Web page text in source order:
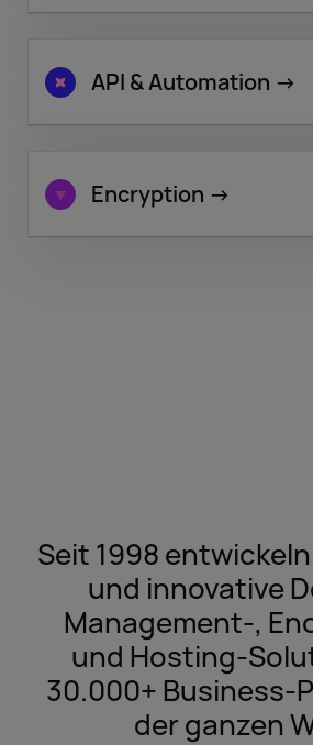
API & Automation ->
Encryption ->
Seit 1998
und innovative
Management-,
und Hosting-
30.000+ Business-
der ganzen